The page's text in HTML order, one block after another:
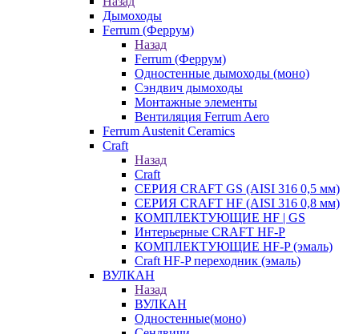
Дымоходы
Ferrum (Феррум)
Назад
Ferrum (Феррум)
Одностенные дымоходы (моно)
Сэндвич дымоходы
Монтажные элементы
Вентиляция Ferrum Aero
Ferrum Austenit Ceramics
Craft
Назад
Craft
СЕРИЯ CRAFT GS (AISI 316 0,5 мм)
СЕРИЯ CRAFT HF (AISI 316 0,8 мм)
КОМПЛЕКТУЮЩИЕ HF | GS
Интерьерные CRAFT HF-P
КОМПЛЕКТУЮЩИЕ HF-P (эмаль)
Craft HF-P переходник (эмаль)
ВУЛКАН
Назад
ВУЛКАН
Одностенные(моно)